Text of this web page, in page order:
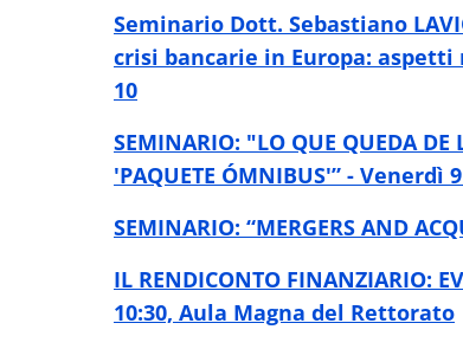
Seminario Dott. Sebastiano
crisi bancarie in Europa: aspetti
10
SEMINARIO: "LO QUE QUEDA DE
'PAQUETE ÓMNIBUS'” - Venerdì
SEMINARIO: “MERGERS AND
IL RENDICONTO FINANZIARIO:
10:30, Aula Magna del Rettorato